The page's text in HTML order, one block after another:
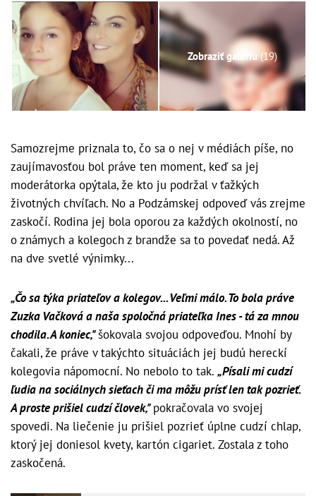
Zobraziť galériu(19)
Samozrejme priznala to, čo sa o nej v médiách píše, no
zaujímavosťou bol práve ten moment, keď sa jej
moderátorka opýtala, že kto ju podržal v ťažkých
životných chvíľach. No a Podzámskej odpoveď vás zrejme
zaskočí. Rodina jej bola oporou za každých okolností, no
o známych a kolegoch z brandže sa to povedať nedá. Až
na dve svetlé výnimky...
„Čo sa týka priateľov a kolegov... Veľmi málo. To bola práve
Zuzka Vačková a naša spoločná priateľka Ines - tá za mnou
chodila. A koniec,"šokovala svojou odpoveďou. Mnohí by
čakali, že práve v takýchto situáciách jej budú hereckí
kolegovia nápomocní. No nebolo to tak. „Písali mi cudzí
ľudia na sociálnych sieťach či ma môžu prísť len tak pozrieť.
A proste prišiel cudzí človek,"pokračovala vo svojej
spovedi. Na liečenie ju prišiel pozrieť úplne cudzí chlap,
ktorý jej doniesol kvety, kartón cigariet. Zostala z toho
zaskočená.